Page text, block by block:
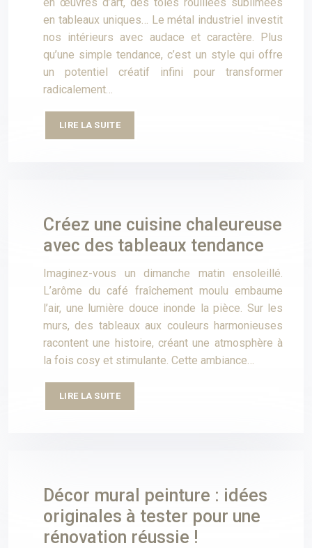
en tableaux uniques… Le métal industriel investit
nos intérieurs avec audace et caractère. Plus
qu’une simple tendance, c’est un style qui offre
un potentiel créatif infini pour transformer
radicalement…
LIRE LA SUITE
Créez une cuisine chaleureuse
avec des tableaux tendance
Imaginez-vous un dimanche matin ensoleillé.
L’arôme du café fraîchement moulu embaume
l’air, une lumière douce inonde la pièce. Sur les
murs, des tableaux aux couleurs harmonieuses
racontent une histoire, créant une atmosphère à
la fois cosy et stimulante. Cette ambiance…
LIRE LA SUITE
Décor mural peinture : idées
originales à tester pour une
rénovation réussie !